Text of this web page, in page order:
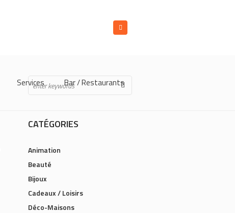
Services Bar / Restaurants
CATÉGORIES
Animation
Beauté
Bijoux
Cadeaux / Loisirs
Déco-Maisons